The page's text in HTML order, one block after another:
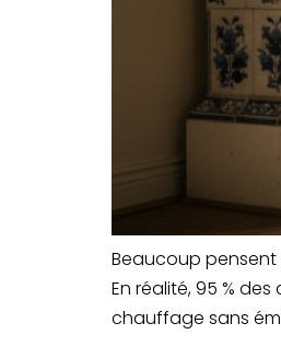
Beaucoup pensent
En réalité, 95 %
chauffage sans